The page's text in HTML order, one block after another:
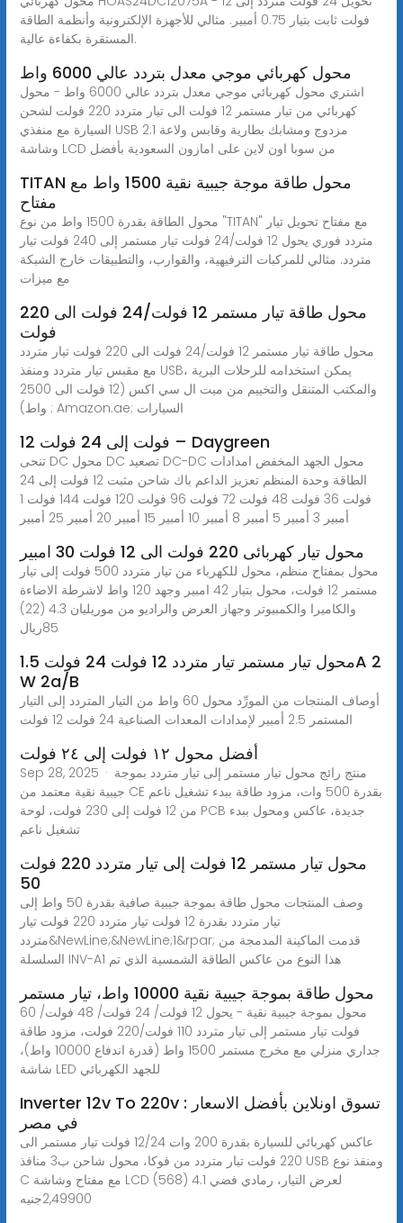
فولت ثابت بتيار 0.75 أمبير. مثالي للأجهزة الإلكترونية وأنظمة الطاقة
المستقرة بكفاءة عالية.
محول كهربائي موجي معدل بتردد عالي 6000 واط
اشتري محول كهربائي موجي معدل بتردد عالي 6000 واط - محول
كهربائي من تيار مستمر 12 فولت الى تيار متردد 220 فولت لشحن
السيارة مع منفذي USB 2.1 مزدوج ومشابك بطارية وقابس ولاعة
وشاشة LCD من سوبا اون لاين على امازون السعودية بأفضل
TITAN محول طاقة موجة جيبية نقية 1500 واط مع
مفتاح
محول الطاقة بقدرة 1500 واط من نوع "TITAN" مع مفتاح تحويل تيار
متردد فوري يحول 12 فولت/24 فولت تيار مستمر إلى 240 فولت تيار
متردد. مثالي للمركبات الترفيهية، والقوارب، والتطبيقات خارج الشبكة
مع ميزات
محول طاقة تيار مستمر 12 فولت/24 فولت الى 220
فولت
محول طاقة تيار مستمر 12 فولت/24 فولت الى 220 فولت تيار متردد
مع مقبس تيار متردد ومنفذ USB، يمكن استخدامه للرحلات البرية
والمكتب المتنقل والتخييم من ميت ال سي اكس (12 فولت الى 2500
واط) : Amazon.ae: السيارات
12 فولت إلى 24 فولت – Daygreen
تنحى DC محول DC تصعيد DC-DC محول الجهد المخفض امدادات
الطاقة وحدة المنظم تعزيز الداعم باك شاحن مثبت 12 فولت إلى 24
فولت 36 فولت 48 فولت 72 فولت 96 فولت 120 فولت 144 فولت 1
أمبير 3 أمبير 5 أمبير 8 أمبير 10 أمبير 15 أمبير 20 أمبير 25 أمبير
محول تيار كهربائى 220 فولت الى 12 فولت 30 امبير
محول بمفتاح منظم، محول للكهرباء من تيار متردد 500 فولت إلى تيار
مستمر 12 فولت، محول بتيار 42 امبير وجهد 120 واط لاشرطة الاضاءة
والكاميرا والكمبيوتر وجهاز العرض والراديو من موريليان 4.3 (22)
ريال‎85
محول تيار مستمر تيار متردد 12 فولت 24 فولت 1.5A 2
W 2a/B
أوصاف المنتجات من المورِّد محول 60 واط من التيار المتردد إلى التيار
المستمر 2.5 أمبير لإمدادات المعدات الصناعية 24 فولت 12 فولت
أفضل محول ١٢ فولت إلى ٢٤ فولت
Sep 28, 2025 · منتج رائج محول تيار مستمر إلى تيار متردد بموجة
جيبية نقية معتمد من CE بقدرة 500 وات، مزود طاقة ببدء تشغيل ناعم
من 12 فولت إلى 230 فولت، لوحة PCB جديدة، عاكس ومحول ببدء
تشغيل ناعم
محول تيار مستمر 12 فولت إلى تيار متردد 220 فولت
50
وصف المنتجات محول طاقة بموجة جيبية صافية بقدرة 50 واط إلى
تيار متردد بقدرة 12 فولت تيار متردد 220 فولت تيار
متردد&NewLine;&NewLine;1&rpar; قدمت الماكينة المدمجة من
السلسلة INV-A1 هذا النوع من عاكس الطاقة الشمسية الذي تم
محول طاقة بموجة جيبية نقية 10000 واط، تيار مستمر
محول بموجة جيبية نقية - يحول 12 فولت/ 24 فولت/ 48 فولت/ 60
فولت تيار مستمر إلى تيار متردد 110 فولت/220 فولت، مزود طاقة
جداري منزلي مع مخرج مستمر 1500 واط (قدرة اندفاع 10000 واط)،
شاشة LED للجهد الكهربائي
Inverter 12v To 220v : تسوق اونلاين بأفضل الاسعار
في مصر
عاكس كهربائي للسيارة بقدرة 200 وات 12/24 فولت تيار مستمر الى
220 فولت تيار متردد من فوكا، محول شاحن ب3 منافذ USB ومنفذ نوع
C مع مفتاح وشاشة LCD لعرض التيار، رمادي فضي 4.1 (568)